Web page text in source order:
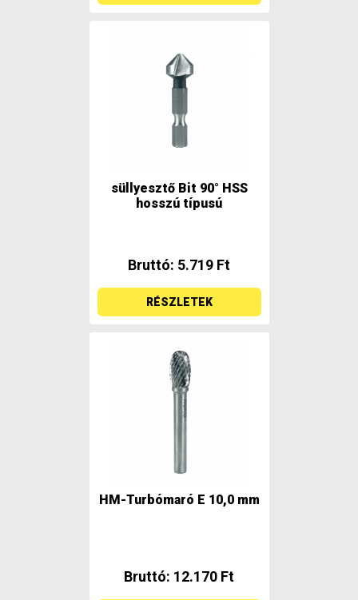
süllyesztő Bit 90° HSS
hosszú típusú
Bruttó: 5.719 Ft
RÉSZLETEK
HM-Turbómaró E 10,0 mm
Bruttó: 12.170 Ft